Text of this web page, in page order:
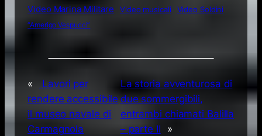
Video Marina Militare Video musicali
Video Soldini
“Amerigo Vespucci”
«
Lavori per
rendere accessibile
il museo navale di
Carmagnola
La storia avventurosa di
due sommergibili,
entrambi chiamati Balilla
– parte II
»